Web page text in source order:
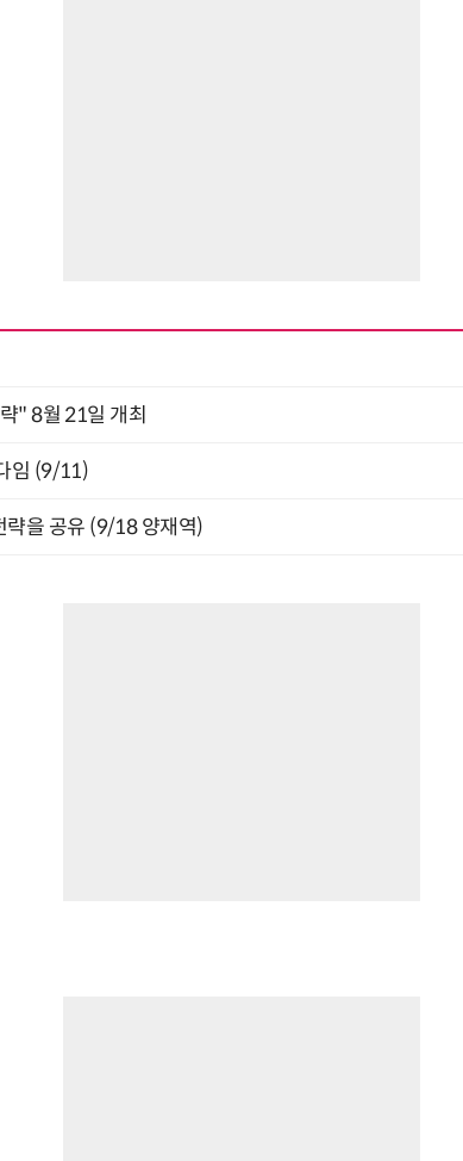
" 8월 21일 개최
임 (9/11)
략을 공유 (9/18 양재역)